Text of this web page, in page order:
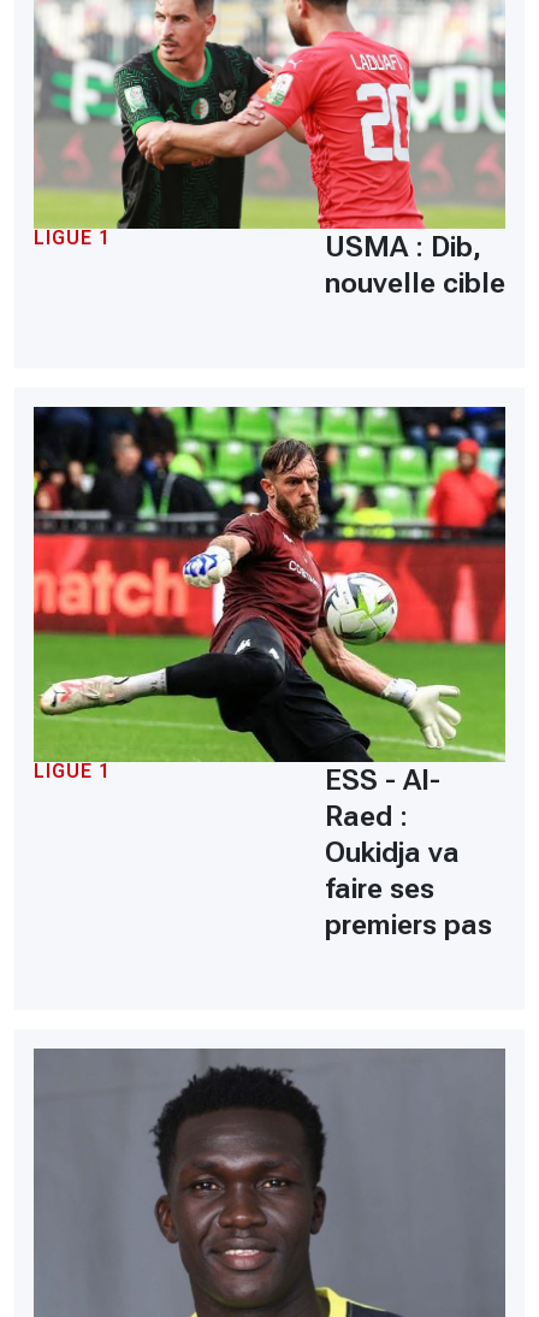
LIGUE 1
USMA : Dib,
nouvelle cible
LIGUE 1
ESS - Al-
Raed :
Oukidja va
faire ses
premiers pas